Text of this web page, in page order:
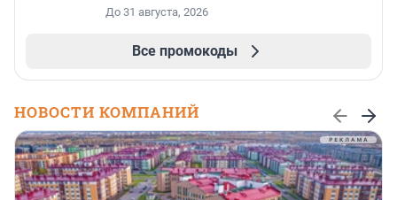
До 31 августа, 2026
Все промокоды
НОВОСТИ КОМПАНИЙ